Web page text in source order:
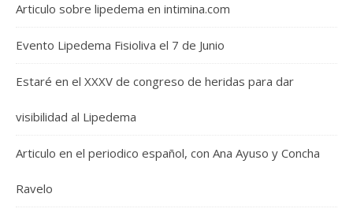
Articulo sobre lipedema en intimina.com
Evento Lipedema Fisioliva el 7 de Junio
Estaré en el XXXV de congreso de heridas para dar
visibilidad al Lipedema
Articulo en el periodico español, con Ana Ayuso y Concha
Ravelo